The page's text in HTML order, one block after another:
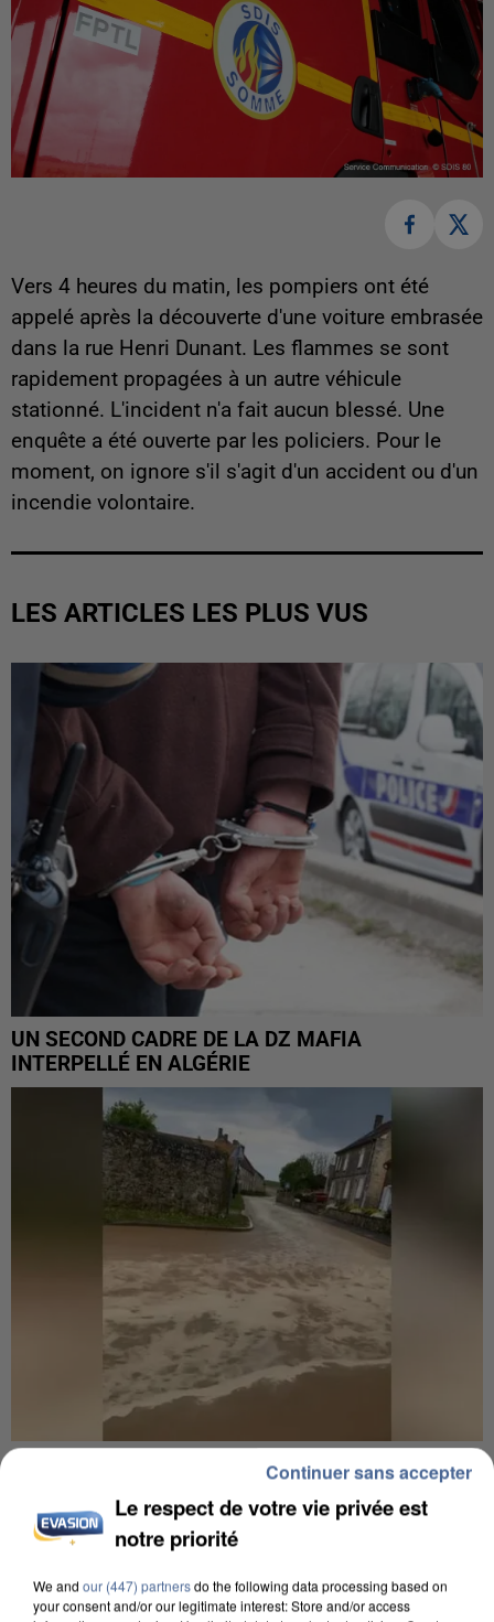
Vers 4 heures du matin, les pompiers ont été
appelé après la découverte d'une voiture embrasée
dans la rue Henri Dunant. Les flammes se sont
rapidement propagées à un autre véhicule
stationné. L'incident n'a fait aucun blessé. Une
enquête a été ouverte par les policiers. Pour le
moment, on ignore s'il s'agit d'un accident ou d'un
incendie volontaire.
LES ARTICLES LES PLUS VUS
UN SECOND CADRE DE LA DZ MAFIA
INTERPELLÉ EN ALGÉRIE
UNE TOURISTE DE L’OISE EMPORTÉE PAR UNE
Le respect de votre vie privée est
notre priorité
We and our (447) partnersdo the following data processing based on
your consent and/or our legitimate interest: Store and/or access
Continuer sans accepter